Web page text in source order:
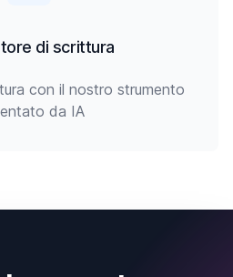
di scrittura
con il nostro strumento
da IA